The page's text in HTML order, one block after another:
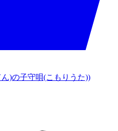
)の子守唄(こもりうた))